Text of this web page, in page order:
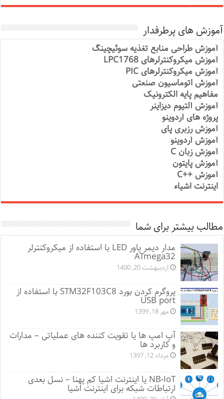
آموزش های پرطرفدار
آموزش طراحی منابع تغذیه سوئیچینگ
آموزش میکروکنترلرهای LPC1768
آموزش میکروکنترلرهای PIC
آموزش اتوماسیون صنعتی
مفاهیم پایه الکترونیک
آموزش آلتیوم دیزاینر
پروژه های آردوینو
آموزش رزبری پای
آموزش آردوینو
آموزش زبان C
آموزش پایتون
آموزش ++C
اینترنت اشیاء
مطالب بیشتر برای شما
مدار دیمر پاور LED با استفاده از میکروکنترلر
ATmega32
اردیبهشت 20, 1400
پروگرم کردن بورد STM32F103C8 با استفاده از
USB port
مهر 18, 1399
آپ امپ ها یا تقویت کننده های عملیاتی – مدارات
و کاربرد ها
مرداد 12, 1397
NB-IoT یا اینترنت اشیا کم پهنا – نسل بعدی
ارتباطات شبکه برای اینترنت اشیا